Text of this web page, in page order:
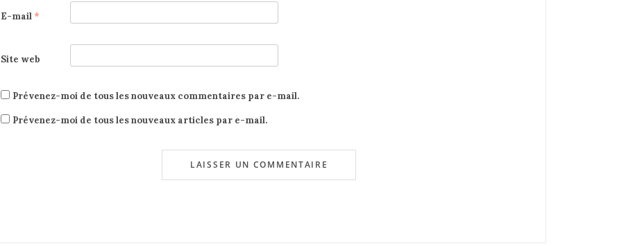
E-mail *
Site web
Prévenez-moi de tous les nouveaux commentaires par e-mail.
Prévenez-moi de tous les nouveaux articles par e-mail.